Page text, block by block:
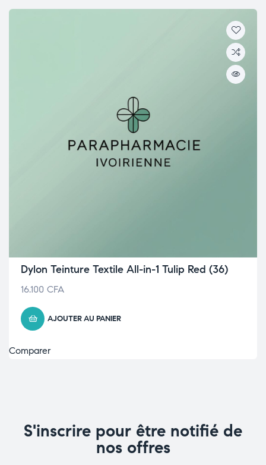
Dylon Teinture Textile All-in-1 Tulip Red (36)
16.100 CFA
AJOUTER AU PANIER
Comparer
S'inscrire pour être notifié de
nos offres